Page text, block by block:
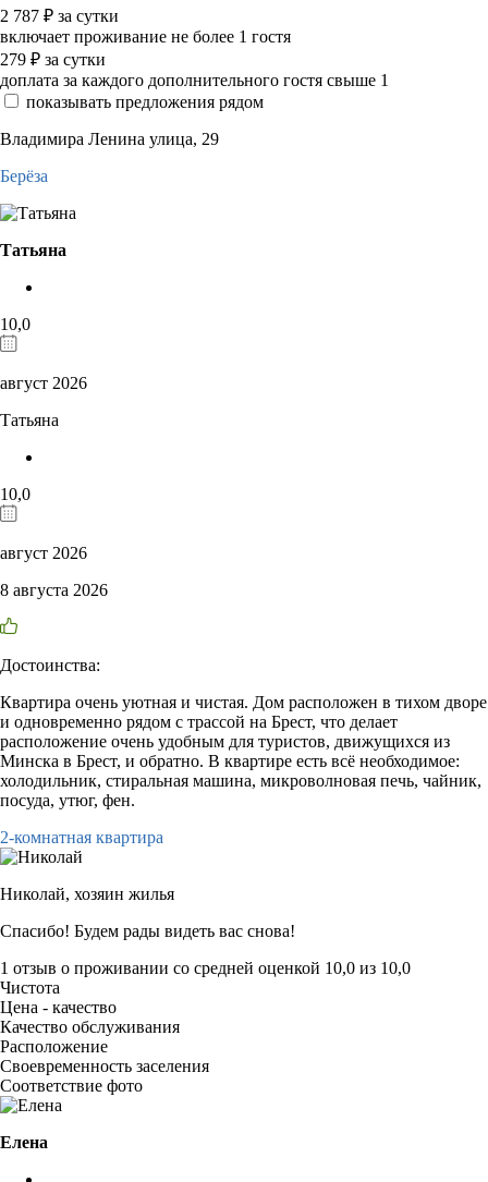
2 787 ₽ за сутки
включает проживание не более 1 гостя
279 ₽ за сутки
доплата за каждого дополнительного гостя свыше 1
показывать предложения рядом
Владимира Ленина улица, 29
Берёза
Татьяна
10,0
август 2026
Татьяна
10,0
август 2026
8 августа 2026
Достоинства:
Квартира очень уютная и чистая. Дом расположен в тихом дворе
и одновременно рядом с трассой на Брест, что делает
расположение очень удобным для туристов, движущихся из
Минска в Брест, и обратно. В квартире есть всё необходимое:
холодильник, стиральная машина, микроволновая печь, чайник,
посуда, утюг, фен.
2-комнатная квартира
Николай, хозяин жилья
Спасибо! Будем рады видеть вас снова!
1 отзыв о проживании со средней оценкой 10,0 из 10,0
Чистота
Цена - качество
Качество обслуживания
Расположение
Своевременность заселения
Соответствие фото
Елена